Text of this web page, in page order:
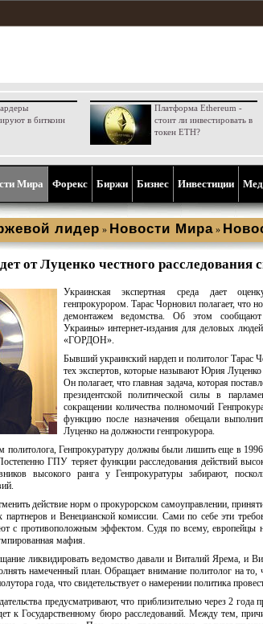
в биткоин
Платформа Ethereum -
стоит ли инвестировать в
токен ETH?
Мира Форекс Биржи Бизнес Инвестиции
лидер » Новости Мира »
от Луценко честного расследования
Украинская экспертная среда дает
генпрокурором. Тарас Чорновил полагает, что
демонтажем ведомства. Об этом
Украины» интернет-издания для деловых
«ГОРДОН».
Бывший украинский нардеп и политолог Тарас
тех экспертов, которые называют Юрия
Он полагает, что главная задача, которая
президентской политической силы в
сокращении количества полномочий
функцию после назначения обещали
Луценко на должности генпрокурора.
Генпрокуратуру должны были лишить еще в 1996
Постепенно ГПУ теряет функции расследования действий
высокого ранга у Генпрокуратуры забирают,
действие норм о прокурорском самоуправлении,
партнеров и Венецианской комиссии. Сами по себе эти
с противоположным эффектом. Судя по всему, европейцы
мафия.
ликвидировать ведомство давали и Виталий Ярема, и
намеченный план. Обращает внимание политолог на то,
года, что свидетельствует о намерении политика
предусматривают, что приблизительно через 2 года
к Государственному бюро расследований. Между тем,